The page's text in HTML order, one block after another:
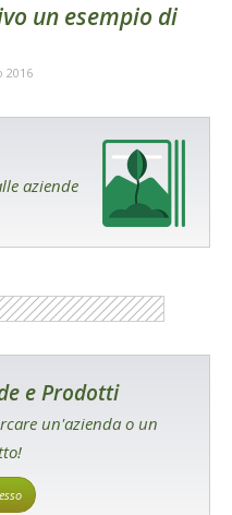
un esempio di
2016
aziende
e Prodotti
un'azienda o un